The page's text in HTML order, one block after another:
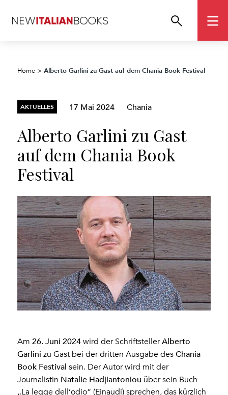
Home >Alberto Garlini zu Gast auf dem Chania Book Festival
AKTUELLES 17 Mai 2024 Chania
Alberto Garlini zu Gast
auf dem Chania Book
Festival
Am26. Juni 2024 wird der SchriftstellerAlberto
Garlini zu Gast bei der dritten Ausgabe desChania
Book Festival sein. Der Autor wird mit der
Journalistin Natalie Hadjiantoniou über sein Buch
„La legge dell’odio“ (Einaudi) sprechen, das kürzlich